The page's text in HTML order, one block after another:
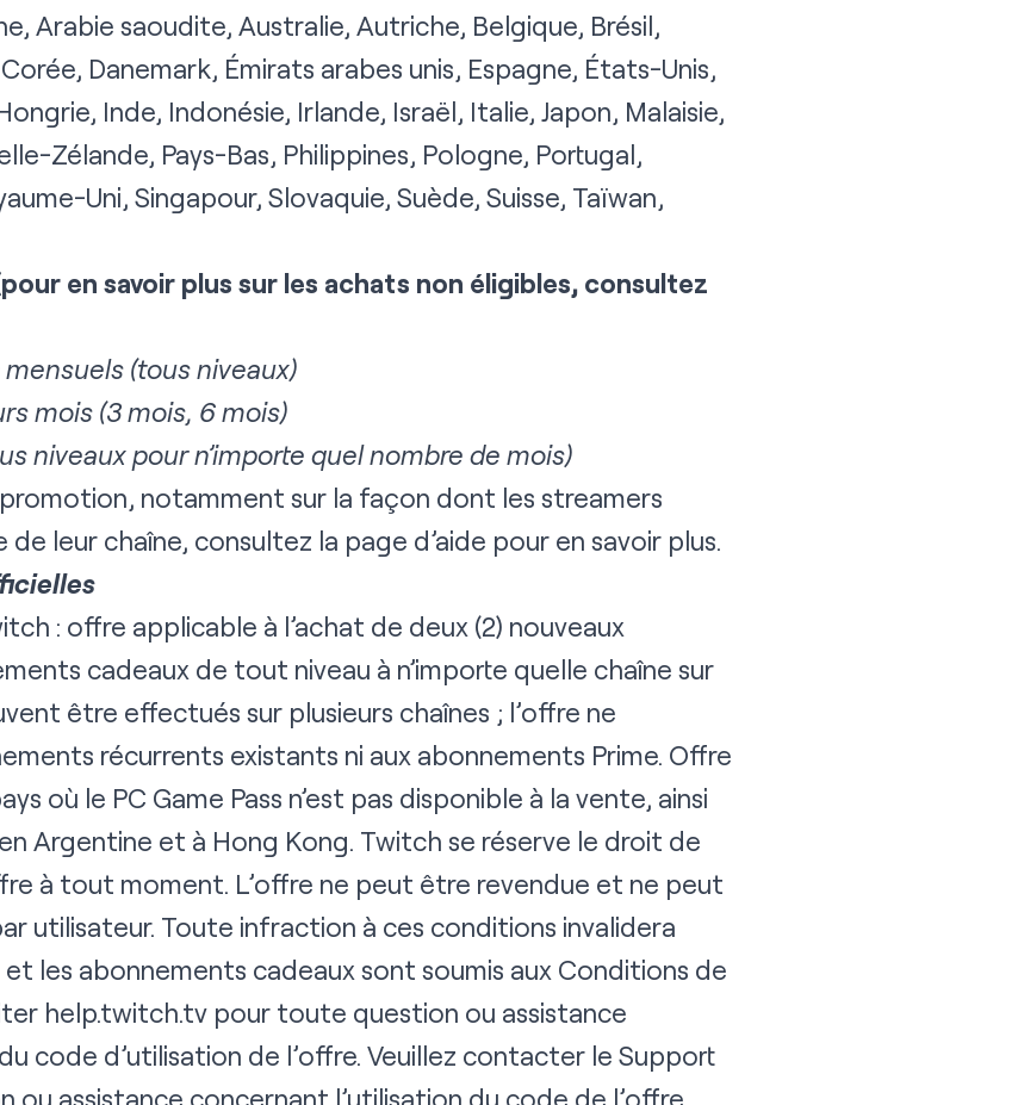
Arabie saoudite, Australie, Autriche, Belgique, Brésil,
Danemark, Émirats arabes unis, Espagne, États-Unis,
Inde, Indonésie, Irlande, Israël, Italie, Japon, Malaisie,
Zélande, Pays-Bas, Philippines, Pologne, Portugal,
Uni, Singapour, Slovaquie, Suède, Suisse, Taïwan,
en savoir plus sur les achats non éligibles, consultez
(tous niveaux)
mois (3 mois, 6 mois)
niveaux pour n’importe quel nombre de mois)
promotion, notamment sur la façon dont les streamers
de leur chaîne, consultez la page d’aide pour en savoir plus.
: offre applicable à l’achat de deux (2) nouveaux
cadeaux de tout niveau à n’importe quelle chaîne sur
être effectués sur plusieurs chaînes ; l’offre ne
récurrents existants ni aux abonnements Prime. Offre
où le PC Game Pass n’est pas disponible à la vente, ainsi
en Argentine et à Hong Kong. Twitch se réserve le droit de
à tout moment. L’offre ne peut être revendue et ne peut
utilisateur. Toute infraction à ces conditions invalidera
les abonnements cadeaux sont soumis aux Conditions de
help.twitch.tv pour toute question ou assistance
code d’utilisation de l’offre. Veuillez contacter le Support
assistance concernant l’utilisation du code de l’offre,